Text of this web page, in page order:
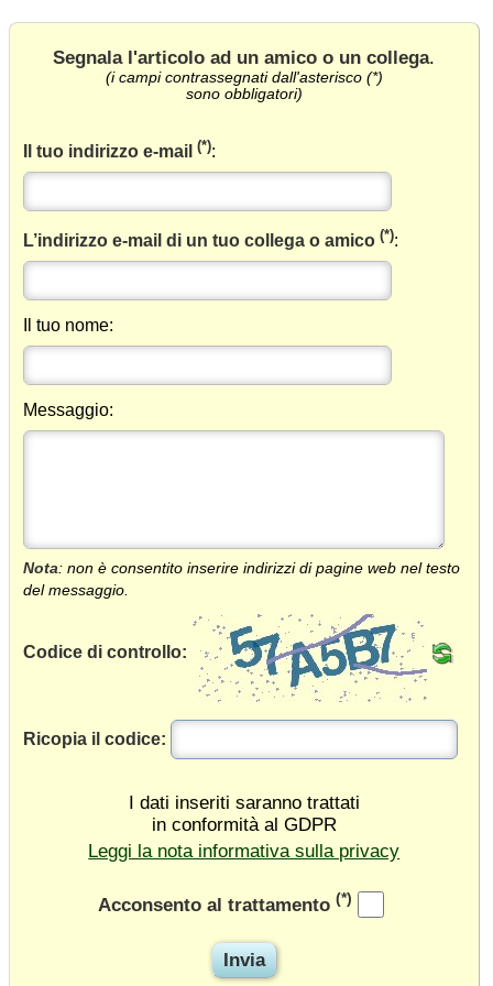
Segnala l'articolo ad un amico o un collega.
(i campi contrassegnati dall'asterisco (*)
sono obbligatori)
Il tuo indirizzo e-mail(*):
L’indirizzo e-mail di un tuo collega o amico(*):
Il tuo nome:
Messaggio:
Nota: non è consentito inserire indirizzi di pagine web nel testo
del messaggio.
Codice di controllo:
Ricopia il codice:
I dati inseriti saranno trattati
in conformità al GDPR
Leggi la nota informativa sulla privacy
Acconsento al trattamento (*)